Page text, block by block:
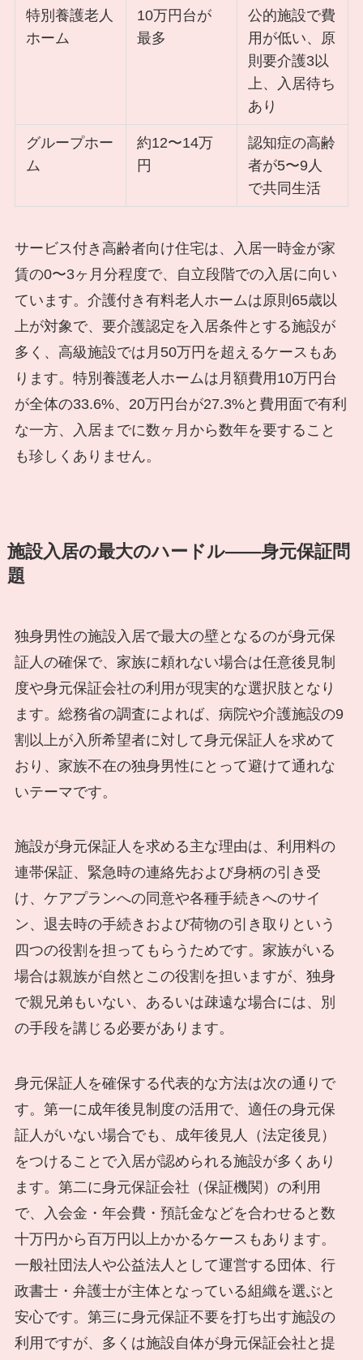
特別養護老人
ホーム
10万円台が
最多
公的施設で費
用が低い、原
則要介護3以
上、入居待ち
あり
グループホー
ム
約12〜14万
円
認知症の高齢
者が5〜9人
で共同生活
サービス付き高齢者向け住宅は、入居一時金が家
賃の0〜3ヶ月分程度で、自立段階での入居に向い
ています。介護付き有料老人ホームは原則65歳以
上が対象で、要介護認定を入居条件とする施設が
多く、高級施設では月50万円を超えるケースもあ
ります。特別養護老人ホームは月額費用10万円台
が全体の33.6%、20万円台が27.3%と費用面で有利
な一方、入居までに数ヶ月から数年を要すること
も珍しくありません。
施設入居の最大のハードル――身元保証問
題
独身男性の施設入居で最大の壁となるのが身元保
証人の確保で、家族に頼れない場合は任意後見制
度や身元保証会社の利用が現実的な選択肢となり
ます。総務省の調査によれば、病院や介護施設の9
割以上が入所希望者に対して身元保証人を求めて
おり、家族不在の独身男性にとって避けて通れな
いテーマです。
施設が身元保証人を求める主な理由は、利用料の
連帯保証、緊急時の連絡先および身柄の引き受
け、ケアプランへの同意や各種手続きへのサイ
ン、退去時の手続きおよび荷物の引き取りという
四つの役割を担ってもらうためです。家族がいる
場合は親族が自然とこの役割を担いますが、独身
で親兄弟もいない、あるいは疎遠な場合には、別
の手段を講じる必要があります。
身元保証人を確保する代表的な方法は次の通りで
す。第一に成年後見制度の活用で、適任の身元保
証人がいない場合でも、成年後見人（法定後見）
をつけることで入居が認められる施設が多くあり
ます。第二に身元保証会社（保証機関）の利用
で、入会金・年会費・預託金などを合わせると数
十万円から百万円以上かかるケースもあります。
一般社団法人や公益法人として運営する団体、行
政書士・弁護士が主体となっている組織を選ぶと
安心です。第三に身元保証不要を打ち出す施設の
利用ですが、多くは施設自体が身元保証会社と提